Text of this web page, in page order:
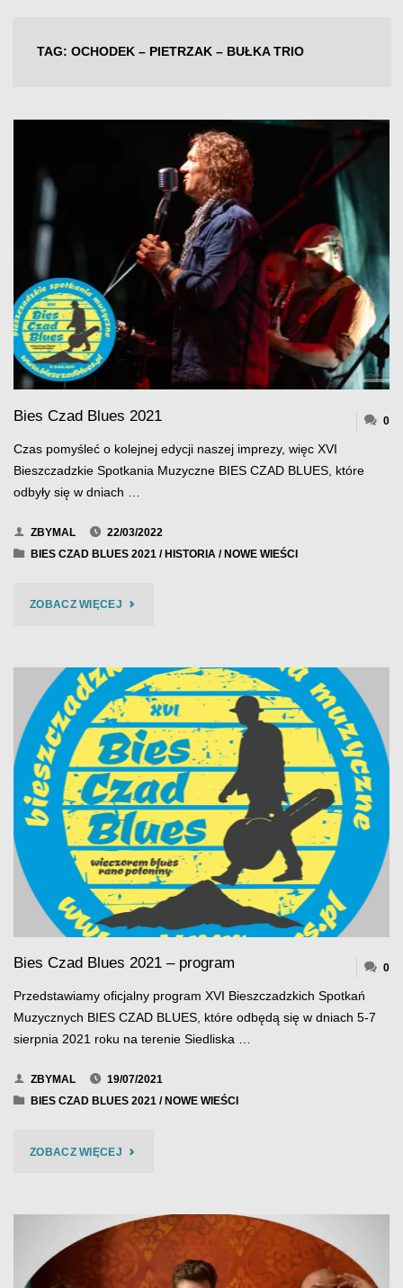
TAG: OCHODEK – PIETRZAK – BUŁKA TRIO
Bies Czad Blues 2021 0
Czas pomyśleć o kolejnej edycji naszej imprezy, więc XVI
Bieszczadzkie Spotkania Muzyczne BIES CZAD BLUES, które
odbyły się w dniach …
ZBYMAL
22/03/2022
BIES CZAD BLUES 2021/ HISTORIA/ NOWE WIEŚCI
ZOBACZ WIĘCEJ"BIES
BLUES
2021"
Bies Czad Blues 2021 – program 0
Przedstawiamy oficjalny program XVI Bieszczadzkich Spotkań
Muzycznych BIES CZAD BLUES, które odbędą się w dniach 5-7
sierpnia 2021 roku na terenie Siedliska …
ZBYMAL
19/07/2021
BIES CZAD BLUES 2021/ NOWE WIEŚCI
ZOBACZ WIĘCEJ"BIES
BLUES
2021